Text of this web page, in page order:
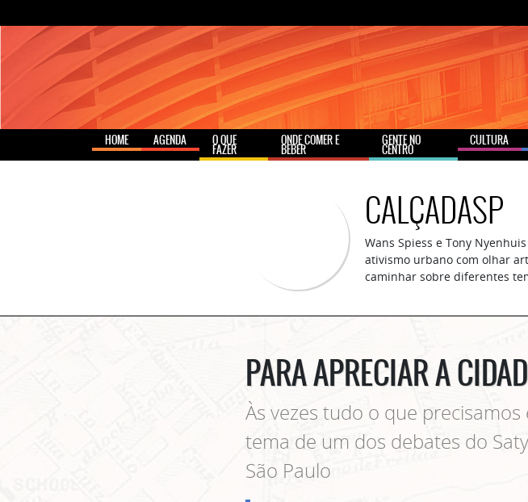
HOME AGENDA O QUE
FAZER
ONDE COMER E
BEBER
GENTE NO
CENTRO
CULTURA
CALÇADASP
Wans Spiess e Tony
ativismo urbano com olhar
caminhar sobre diferentes
PARA APRECIAR A
Às vezes tudo o que
tema de um dos debates do
São Paulo